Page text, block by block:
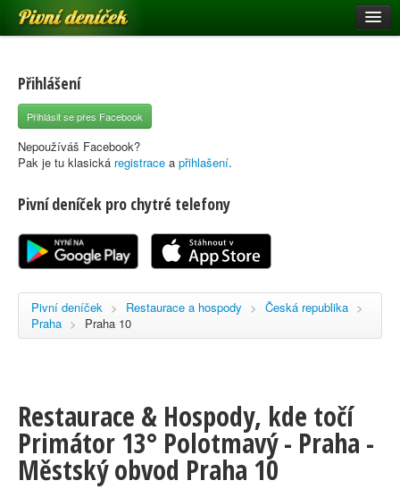
Pivní deníček
Pivní mapa
Pivní značky
Nápověda
Registrace
Přihlášení
Přihlásit se přes Facebook
Nepoužíváš Facebook?
Pak je tu klasická registrace a přihlašení.
Pivní deníček pro chytré telefony
Pivní deníček > Restaurace a hospody > Česká republika >
Praha > Praha 10
Restaurace & Hospody, kde točí
Primátor 13° Polotmavý - Praha -
Městský obvod Praha 10